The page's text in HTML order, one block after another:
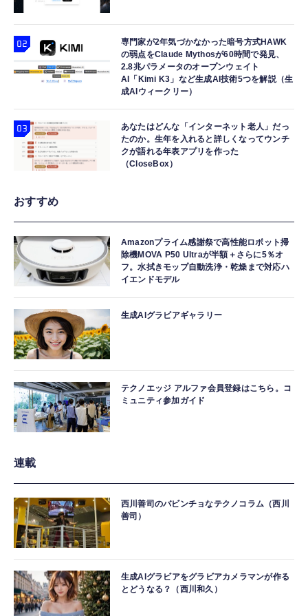
専門家が2年気づかなかった暗号方式HAWK
の弱点をClaude Mythosが60時間で発見、
2.8兆パラメータのオープンウェイト
AI「Kimi K3」など生成AI技術5つを解説（生
成AIウィークリー）
あなたはどんな「インターネット老人」だっ
たのか。生年を入れると詳しくなってウンチ
クが語れる年表アプリを作った
（CloseBox）
おすすめ
Amazonプライム感謝祭で高性能ロボット掃
除機MOVA P50 Ultraが半額＋さらに5％オ
フ。水拭きモップ自動洗浄・乾燥まで対応ハ
イエンドモデル
生成AIグラビアギャラリー
テクノエッジ アルファ会員登録はこちら。コ
ミュニティ参加ガイド
連載
西川善司のバビンチョなテクノコラム（西川
善司）
生成AIグラビアをグラビアカメラマンが作る
とどうなる？（西川和久）